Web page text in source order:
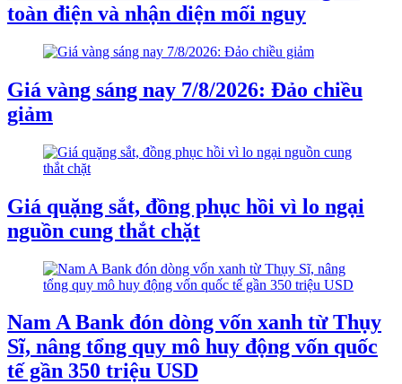
toàn điện và nhận diện mối nguy
Giá vàng sáng nay 7/8/2026: Đảo chiều
giảm
Giá quặng sắt, đồng phục hồi vì lo ngại
nguồn cung thắt chặt
Nam A Bank đón dòng vốn xanh từ Thụy
Sĩ, nâng tổng quy mô huy động vốn quốc
tế gần 350 triệu USD